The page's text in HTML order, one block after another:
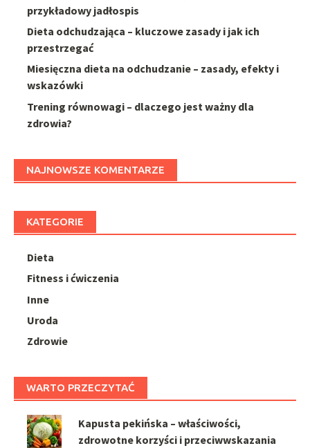
przykładowy jadłospis
Dieta odchudzająca – kluczowe zasady i jak ich
przestrzegać
Miesięczna dieta na odchudzanie – zasady, efekty i
wskazówki
Trening równowagi – dlaczego jest ważny dla
zdrowia?
NAJNOWSZE KOMENTARZE
KATEGORIE
Dieta
Fitness i ćwiczenia
Inne
Uroda
Zdrowie
WARTO PRZECZYTAĆ
Kapusta pekińska – właściwości,
zdrowotne korzyści i przeciwwskazania